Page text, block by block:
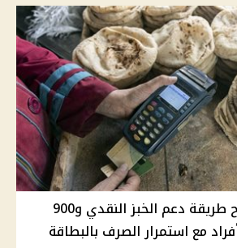
شعبة المخابز يوضح طريقة دعم الخبز النقدي و900